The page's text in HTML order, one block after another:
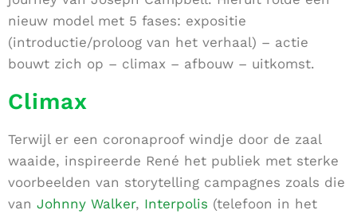
nieuw model met 5 fases: expositie
(introductie/proloog van het verhaal) – actie
bouwt zich op – climax – afbouw – uitkomst.
Climax
Terwijl er een coronaproof windje door de zaal
waaide, inspireerde René het publiek met sterke
voorbeelden van storytelling campagnes zoals die
van Johnny Walker, Interpolis (telefoon in het